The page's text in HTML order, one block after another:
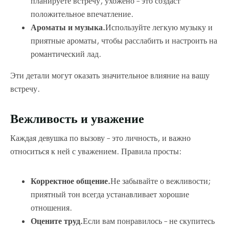
положительное впечатление.
Ароматы и музыка.Используйте легкую музыку и
приятные ароматы, чтобы расслабить и настроить на
романтический лад.
Эти детали могут оказать значительное влияние на вашу
встречу.
Вежливость и уважение
Каждая девушка по вызову – это личность, и важно
относиться к ней с уважением. Правила просты:
Корректное общение.Не забывайте о вежливости;
приятный тон всегда устанавливает хорошие
отношения.
Оцените труд.Если вам понравилось – не скупитесь